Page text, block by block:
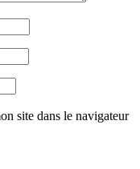
site dans le navigateur